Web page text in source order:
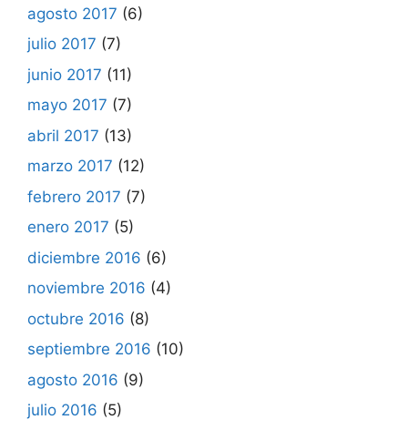
agosto 2017 (6)
julio 2017 (7)
junio 2017 (11)
mayo 2017 (7)
abril 2017 (13)
marzo 2017 (12)
febrero 2017 (7)
enero 2017 (5)
diciembre 2016 (6)
noviembre 2016 (4)
octubre 2016 (8)
septiembre 2016 (10)
agosto 2016 (9)
julio 2016 (5)